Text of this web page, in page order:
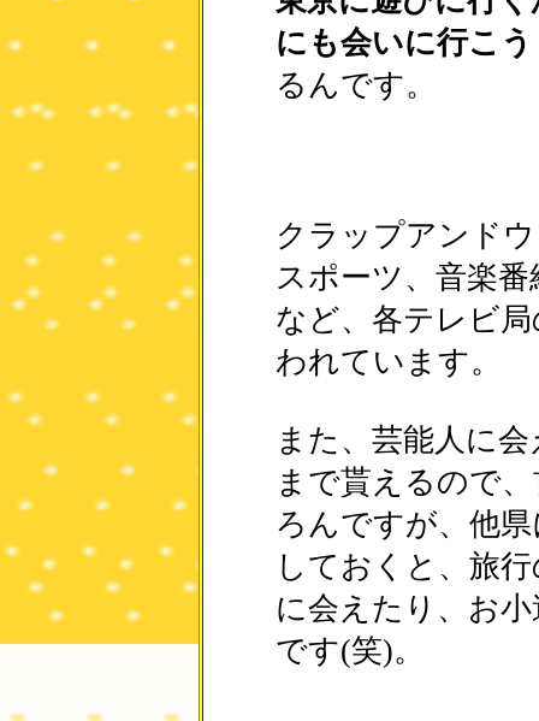
にも会いに行こ
るんです。
クラップアンド
スポーツ、音楽
など、各テレビ
われています。
また、芸能人に
まで貰えるので
ろんですが、他
しておくと、旅
に会えたり、お
です(笑)。